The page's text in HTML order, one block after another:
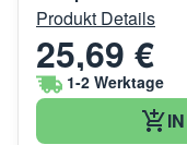
Produkt Details
25,69 €
1-2 Werktage